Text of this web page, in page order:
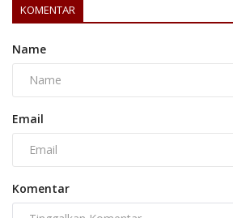
KOMENTAR
Name
Email
Komentar